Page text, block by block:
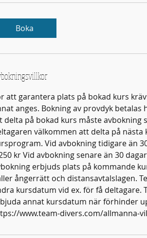
Boka
att garantera plats på bokad kurs
anges. Bokning av provdyk
delta på bokad kurs måste avbokning
välkommen att delta på
Vid avbokning tidigare än
kr Vid avbokning senare än 30
erbjuds plats på kommande
ångerrätt och distansavtalslagen.
kursdatum vid ex. för få deltagare.
annat kursdatum när förhinder
www.team-divers.com/allmanna-